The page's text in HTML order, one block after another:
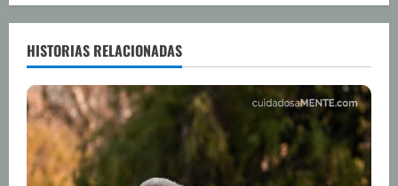
l
e
y
e
n
HISTORIAS RELACIONADAS